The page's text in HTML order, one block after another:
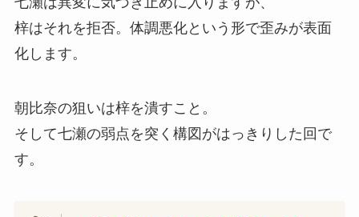
梓はそれを拒否。体調悪化という形で歪みが表面
化します。
朝比奈の狙いは梓を潰すこと。
そして七瀬の弱点を突く構図がはっきりした回で
す。